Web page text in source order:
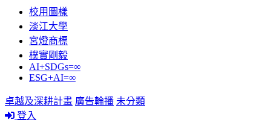
校用圖樣
淡江大學
宮燈商標
樸實剛毅
AI+SDGs=∞
ESG+AI=∞
卓越及深耕計畫 廣告輪播 未分類
登入